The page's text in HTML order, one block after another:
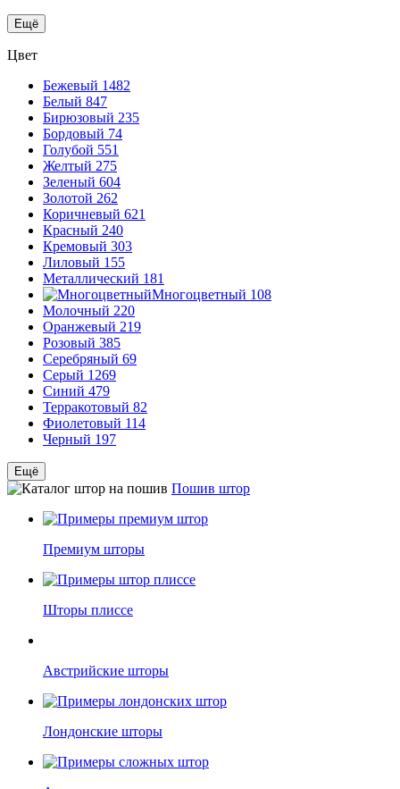
Ещё
Цвет
Бежевый 1482
Белый 847
Бирюзовый 235
Бордовый 74
Голубой 551
Желтый 275
Зеленый 604
Золотой 262
Коричневый 621
Красный 240
Кремовый 303
Лиловый 155
Металлический 181
Многоцветный 108
Молочный 220
Оранжевый 219
Розовый 385
Серебряный 69
Серый 1269
Синий 479
Терракотовый 82
Фиолетовый 114
Черный 197
Ещё
Пошив штор
Премиум шторы
Шторы плиссе
Австрийские шторы
Лондонские шторы